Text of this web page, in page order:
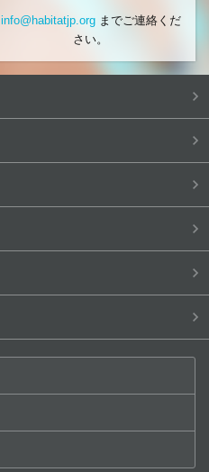
info@habitatjp.orgまでご連絡くだ
さい。